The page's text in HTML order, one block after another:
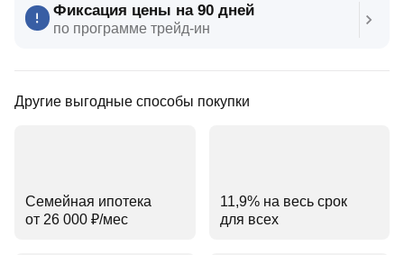
Фиксация цены на 90 дней
по программе трейд‑ин
Другие выгодные способы покупки
Семейная ипотека
от 26 000 ₽⁠/⁠мес
11,9% на весь срок
для всех